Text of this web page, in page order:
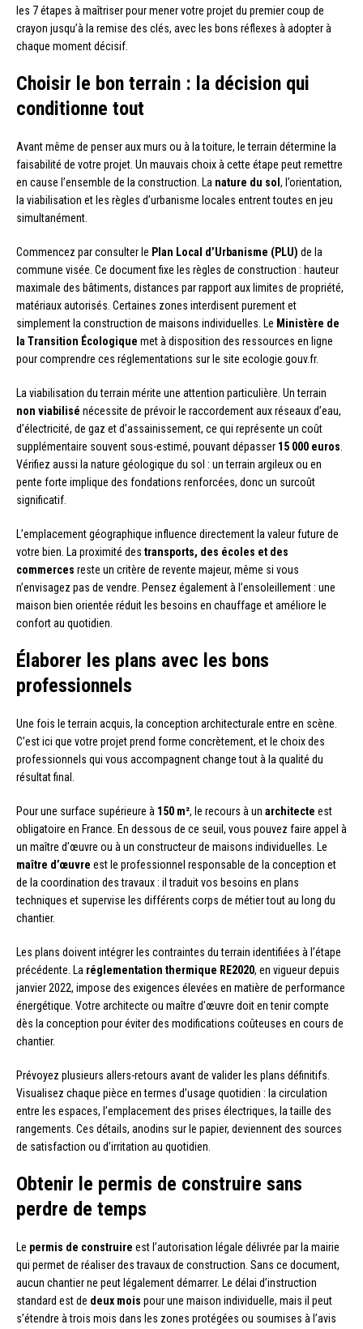
les 7 étapes à maîtriser pour mener votre projet du premier coup de
crayon jusqu’à la remise des clés, avec les bons réflexes à adopter à
chaque moment décisif.
Choisir le bon terrain : la décision qui
conditionne tout
Avant même de penser aux murs ou à la toiture, le terrain détermine la
faisabilité de votre projet. Un mauvais choix à cette étape peut remettre
en cause l’ensemble de la construction. La nature du sol , l’orientation,
la viabilisation et les règles d’urbanisme locales entrent toutes en jeu
simultanément.
Commencez par consulter le Plan Local d’Urbanisme (PLU) de la
commune visée. Ce document fixe les règles de construction : hauteur
maximale des bâtiments, distances par rapport aux limites de propriété,
matériaux autorisés. Certaines zones interdisent purement et
simplement la construction de maisons individuelles. Le Ministère de
la Transition Écologique met à disposition des ressources en ligne
pour comprendre ces réglementations sur le site ecologie.gouv.fr.
La viabilisation du terrain mérite une attention particulière. Un terrain
non viabilisé nécessite de prévoir le raccordement aux réseaux d’eau,
d’électricité, de gaz et d’assainissement, ce qui représente un coût
supplémentaire souvent sous-estimé, pouvant dépasser 15 000 euros
Vérifiez aussi la nature géologique du sol : un terrain argileux ou en
pente forte implique des fondations renforcées, donc un surcoût
significatif.
L’emplacement géographique influence directement la valeur future de
votre bien. La proximité des transports, des écoles et des
commerces reste un critère de revente majeur, même si vous
n’envisagez pas de vendre. Pensez également à l’ensoleillement : une
maison bien orientée réduit les besoins en chauffage et améliore le
confort au quotidien.
Élaborer les plans avec les bons
professionnels
Une fois le terrain acquis, la conception architecturale entre en scène.
C’est ici que votre projet prend forme concrètement, et le choix des
professionnels qui vous accompagnent change tout à la qualité du
résultat final.
Pour une surface supérieure à 150 m², le recours à un architecte est
obligatoire en France. En dessous de ce seuil, vous pouvez faire appel à
un maître d’œuvre ou à un constructeur de maisons individuelles. Le
maître d’œuvre est le professionnel responsable de la conception et
de la coordination des travaux : il traduit vos besoins en plans
techniques et supervise les différents corps de métier tout au long du
chantier.
Les plans doivent intégrer les contraintes du terrain identifiées à l’étape
précédente. La réglementation thermique RE2020, en vigueur depuis
janvier 2022, impose des exigences élevées en matière de performance
énergétique. Votre architecte ou maître d’œuvre doit en tenir compte
dès la conception pour éviter des modifications coûteuses en cours de
chantier.
Prévoyez plusieurs allers-retours avant de valider les plans définitifs.
Visualisez chaque pièce en termes d’usage quotidien : la circulation
entre les espaces, l’emplacement des prises électriques, la taille des
rangements. Ces détails, anodins sur le papier, deviennent des sources
de satisfaction ou d’irritation au quotidien.
Obtenir le permis de construire sans
perdre de temps
Le permis de construire est l’autorisation légale délivrée par la mairie
qui permet de réaliser des travaux de construction. Sans ce document,
aucun chantier ne peut légalement démarrer. Le délai d’instruction
standard est de deux mois pour une maison individuelle, mais il peut
s’étendre à trois mois dans les zones protégées ou soumises à l’avis